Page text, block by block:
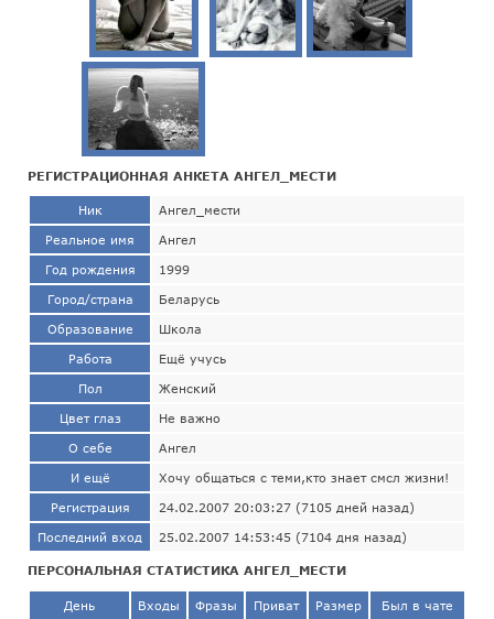
РЕГИСТРАЦИОННАЯ АНКЕТА АНГЕЛ_МЕСТИ
Ник Ангел_мести
Реальное имя Ангел
Год рождения 1999
Город/страна Беларусь
Образование Школа
Работа Ещё учусь
Пол Женский
Цвет глаз Не важно
О себе Ангел
И ещё Хочу общаться с теми,кто знает смсл жизни!
Регистрация 24.02.2007 20:03:27 (7105 дней назад)
Последний вход 25.02.2007 14:53:45 (7104 дня назад)
ПЕРСОНАЛЬНАЯ СТАТИСТИКА АНГЕЛ_МЕСТИ
День Входы Фразы Приват Размер Был в чате